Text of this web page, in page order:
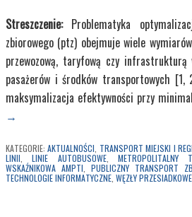
Streszczenie: Problematyka
zbiorowego (ptz) obejmuje wiele
przewozową, taryfową czy infrastrukturą
pasażerów i środków transportowych
maksymalizacja efektywności przy
→
KATEGORIE: AKTUALNOŚCI TRANSPORT MIEJSKI I
LINII ,LINIE AUTOBUSOWE,METROPOLITALNY
WSKAŹNIKOWA AMPTI
PUBLICZNY TRANSPORT
TECHNOLOGIE INFORMATYCZNE WĘZŁY PRZESIADKOWE